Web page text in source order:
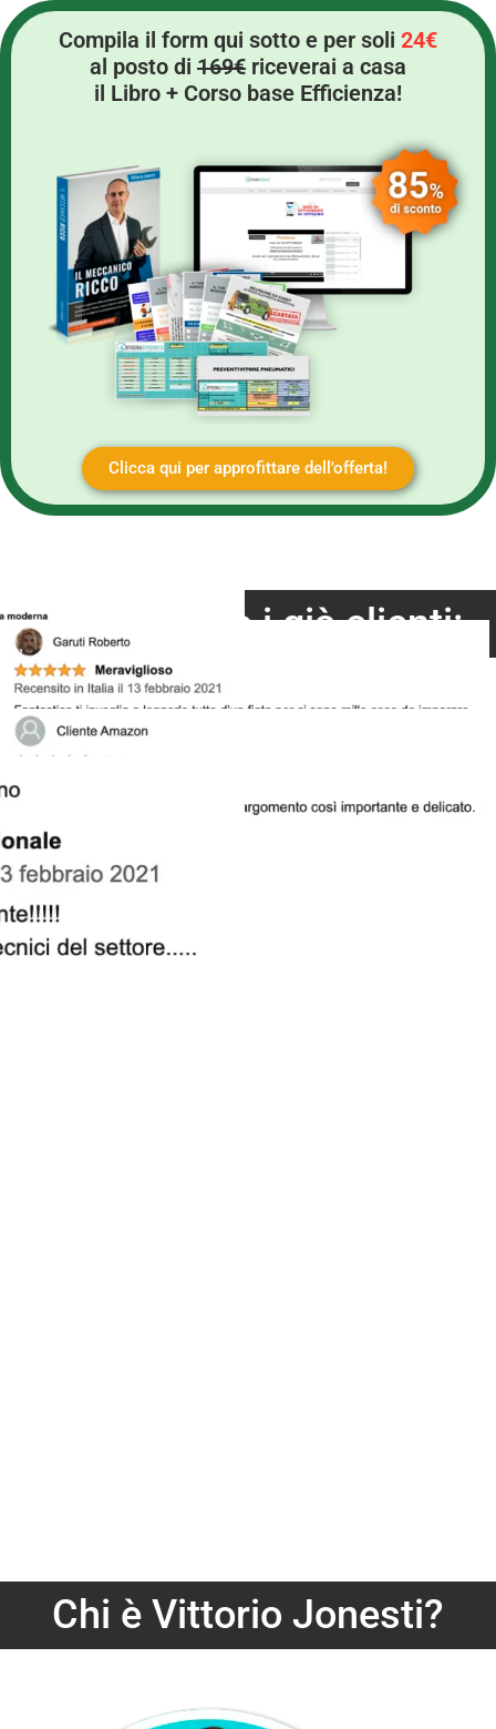
Compila il form qui sotto e per soli 24€
al posto di 169€ riceverai a casa
il Libro + Corso base Efficienza!
Clicca qui per approfittare dell'offerta!
Cosa dicono i già clienti:
Chi è Vittorio Jonesti?